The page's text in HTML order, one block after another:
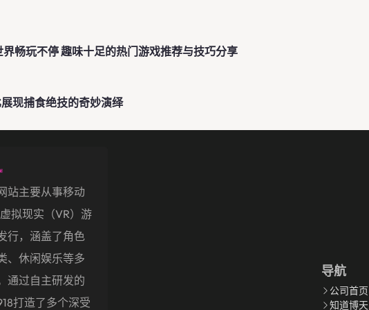
畅玩不停 趣味十足的热门游戏推荐与技巧分享
现捕食绝技的奇妙演绎
站主要从事移动
拟现实（VR）游
行，涵盖了角色
、休闲娱乐等多
通过自主研发的
打造了多个深受
导航
公司首页
知道博